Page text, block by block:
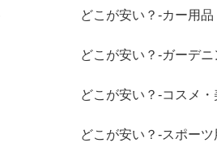
どこが安い？-カー用
どこが安い？-ガーデ
どこが安い？-コスメ・
どこが安い？-スポーツ